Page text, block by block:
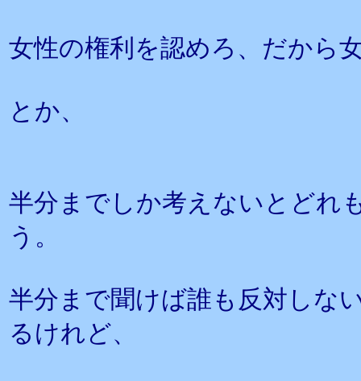
女性の権利を認めろ、だから
とか、
半分までしか考えないとどれ
う。
半分まで聞けば誰も反対しな
るけれど、